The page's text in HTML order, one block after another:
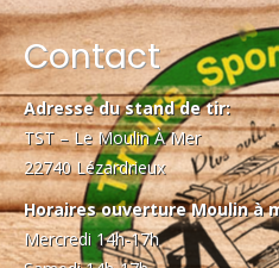
Contact
Adresse du stand de tir:
TST – Le Moulin À Mer
22740 Lézardrieux
Horaires ouverture Moulin à
Mercredi 14h-17h